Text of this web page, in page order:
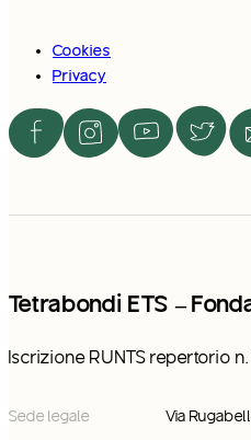
Cookies
Privacy
Tetrabondi ETS –
Iscrizione RUNTS repertorio n.
Sede legale Via